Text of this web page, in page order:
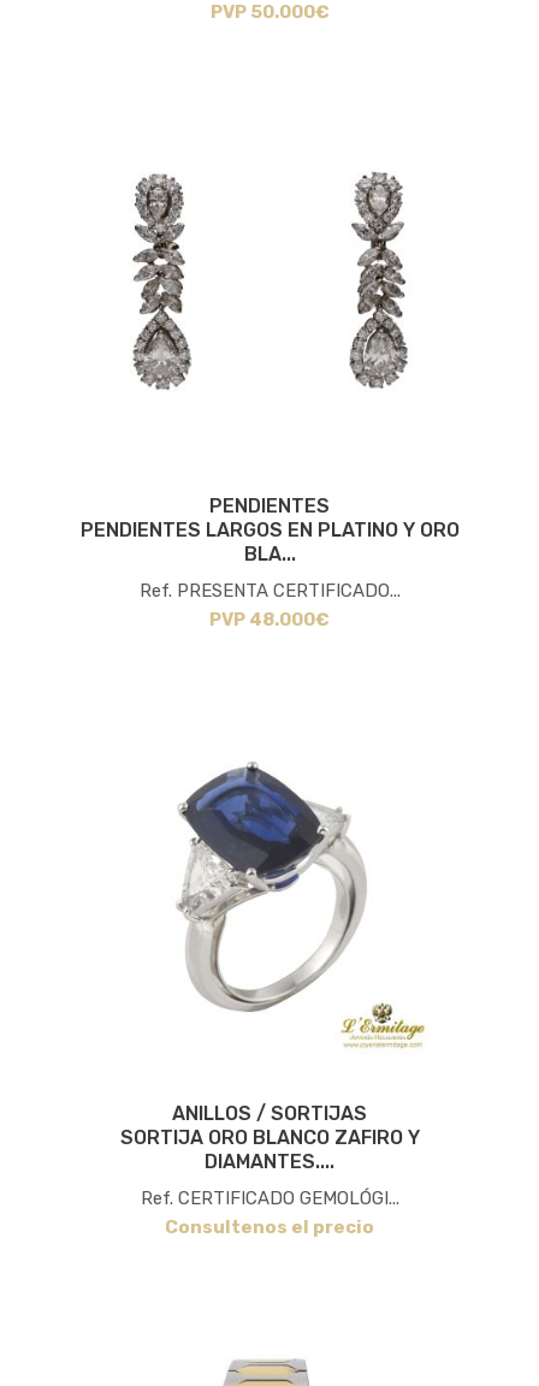
PVP 50.000€
PENDIENTES
PENDIENTES LARGOS EN PLATINO Y ORO
BLA...
Ref. PRESENTA CERTIFICADO...
PVP 48.000€
ANILLOS / SORTIJAS
SORTIJA ORO BLANCO ZAFIRO Y
DIAMANTES....
Ref. CERTIFICADO GEMOLÓGI...
Consultenos el precio